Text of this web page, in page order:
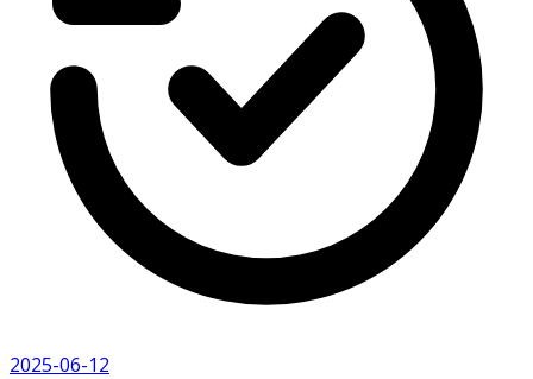
2025-06-12